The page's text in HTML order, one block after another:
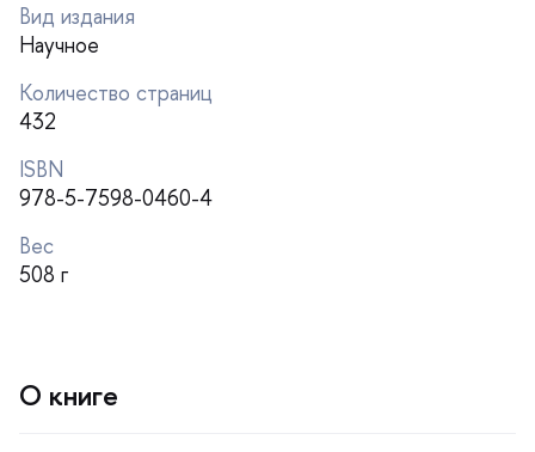
ид издания
Научное
Количество страниц
432
ISBN
978-5-7598-0460-4
ес
508
О книге